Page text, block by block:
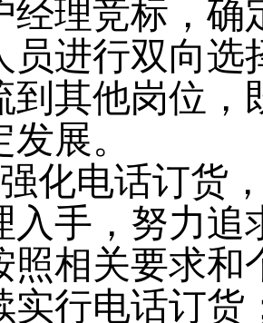
经理竞标，确
员进行双向选
到其他岗位
展。
化电话订货
入手 ， 努力追
照相关要求和
实行电话订货